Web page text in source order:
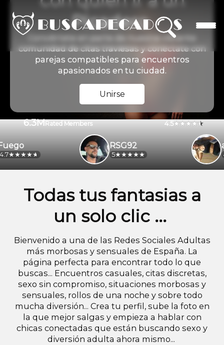
Picadero
Conviértete en parte de nuestra vibrante
comunidad de citas traviesas y conéctate con
parejas compatibles para encuentros
apasionados en tu ciudad.
Unirse
6.3MRated Members 4.5
4.2
RSG92
5
Todas tus fantasias a
un solo clic ...
Bienvenido a una de las Redes Sociales Adultas
más morbosas y sensuales de España. La
página perfecta para encontrar todo lo que
buscas... Encuentros casuales, citas discretas,
sexo sin compromiso, situaciones morbosas y
sensuales, rollos de una noche y sobre todo
mucha diversión... Crea tu perfil, sube la foto en
la que mejor salgas y empieza a hablar con
chicas conectadas que están buscando sexo y
diversión adulta ahora mismo...